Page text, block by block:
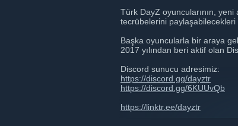
Türk DayZ oyuncularının,
tecrübelerini
Başka oyuncularla bir araya
2017 yılından beri aktif olan
Discord sunucu adresimiz:
https://discord.gg/dayztr
https://discord.gg/6KUUvQb
https://linktr.ee/dayztr